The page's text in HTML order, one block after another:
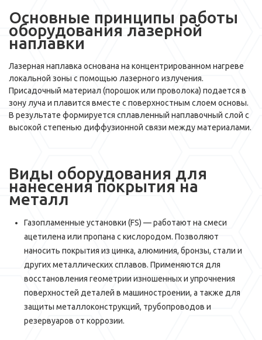
Основные принципы работы
оборудования лазерной
наплавки
Лазерная наплавка основана на концентрированном нагреве
локальной зоны с помощью лазерного излучения.
Присадочный материал (порошок или проволока) подается в
зону луча и плавится вместе с поверхностным слоем основы.
В результате формируется сплавленный наплавочный слой с
высокой степенью диффузионной связи между материалами.
Виды оборудования для
нанесения покрытия на
металл
Газопламенные установки (FS) — работают на смеси
ацетилена или пропана с кислородом. Позволяют
наносить покрытия из цинка, алюминия, бронзы, стали и
других металлических сплавов. Применяются для
восстановления геометрии изношенных и упрочнения
поверхностей деталей в машиностроении, а также для
защиты металлоконструкций, трубопроводов и
резервуаров от коррозии.